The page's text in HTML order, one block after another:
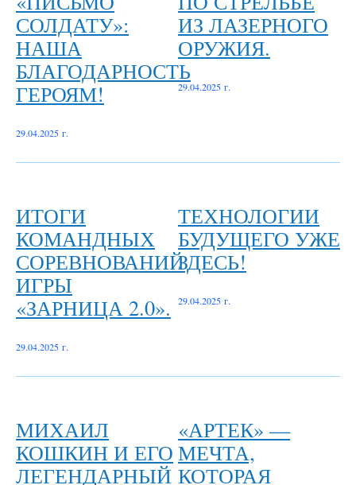
СОЛДАТУ»:
НАША
БЛАГОДАРНОСТЬ
ГЕРОЯМ!
29.04.2025 г.
ИЗ ЛАЗЕРНОГО
ОРУЖИЯ.
29.04.2025 г.
ИТОГИ
КОМАНДНЫХ
СОРЕВНОВАНИЙ
ИГРЫ
«ЗАРНИЦА 2.0».
29.04.2025 г.
ТЕХНОЛОГИИ
БУДУЩЕГО УЖЕ
ЗДЕСЬ!
29.04.2025 г.
МИХАИЛ
КОШКИН И ЕГО
ЛЕГЕНДАРНЫЙ
«АРТЕК» —
МЕЧТА,
КОТОРАЯ